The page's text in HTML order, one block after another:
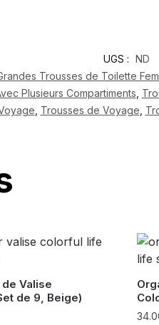
UGS : ND
Trousses de Toilette
Plusieurs Compartiments
Trousses de Voyage
Valise
de 9, Beige)